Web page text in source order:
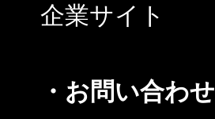
企業サイト
・お問い合わせ